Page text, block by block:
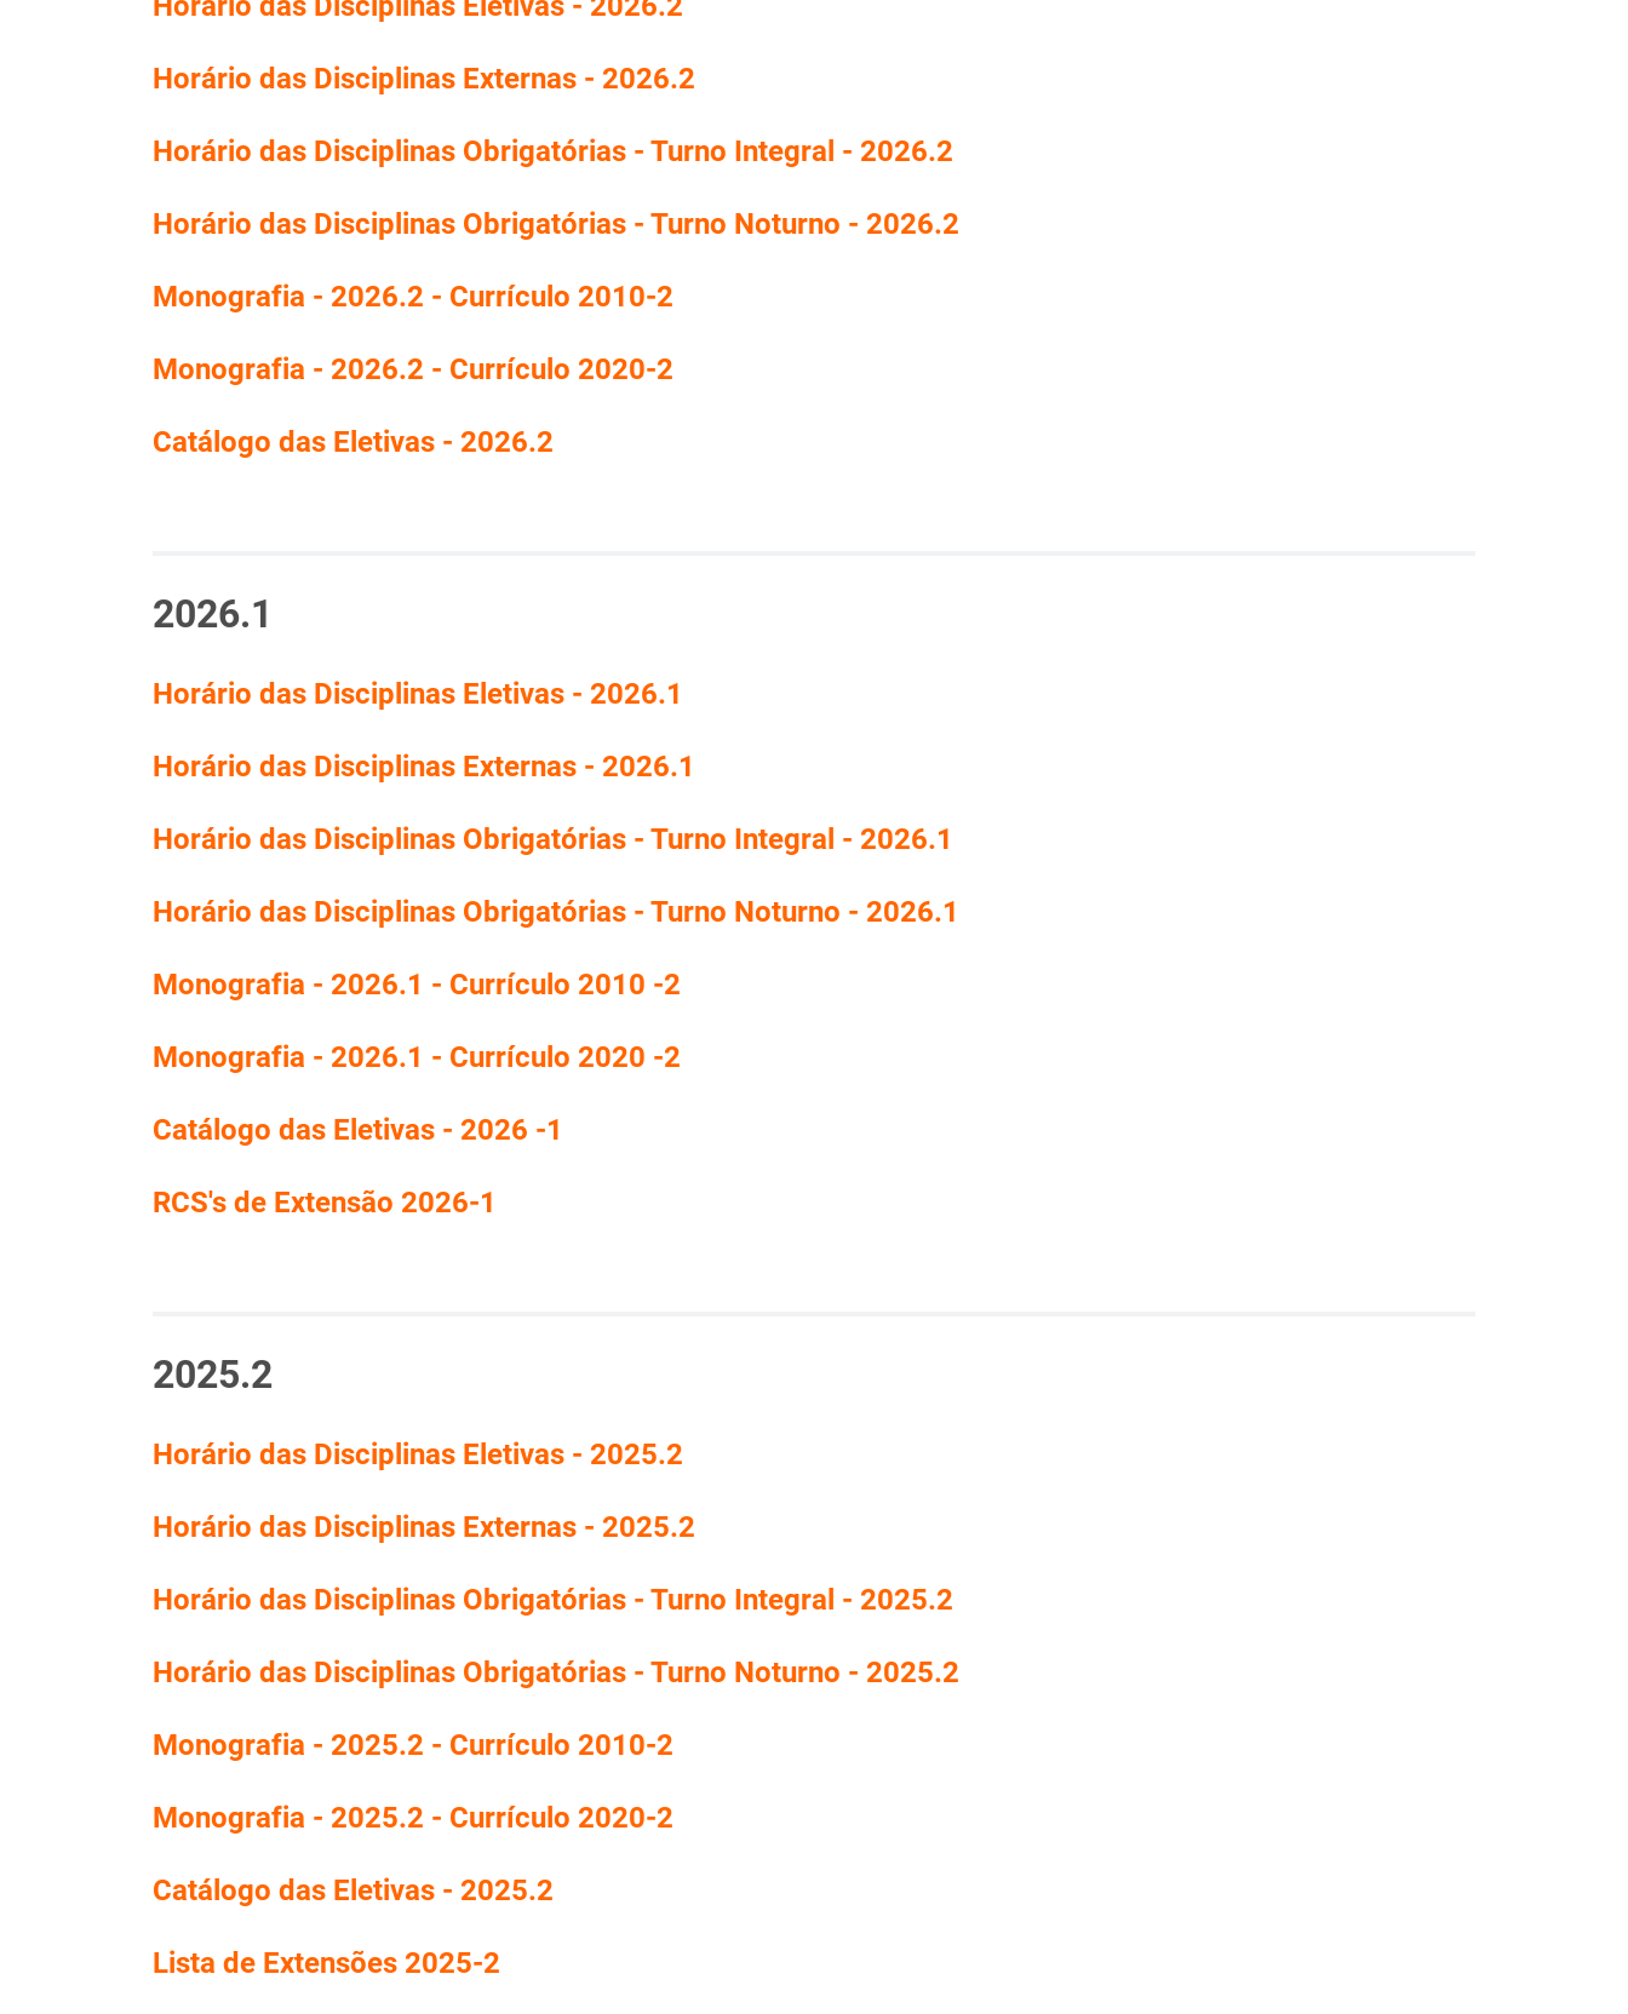
Horário das Disciplinas Externas - 2026.2
Horário das Disciplinas Obrigatórias - Turno Integral - 2026.2
Horário das Disciplinas Obrigatórias - Turno Noturno - 2026.2
Monografia - 2026.2 - Currículo 2010-2
Monografia - 2026.2 - Currículo 2020-2
Catálogo das Eletivas - 2026.2
2026.1
Horário das Disciplinas Eletivas - 2026.1
Horário das Disciplinas Externas - 2026.1
Horário das Disciplinas Obrigatórias - Turno Integral - 2026.1
Horário das Disciplinas Obrigatórias - Turno Noturno - 2026.1
Monografia - 2026.1 - Currículo 2010 -2
Monografia - 2026.1 - Currículo 2020 -2
Catálogo das Eletivas - 2026 -1
RCS's de Extensão 2026-1
2025.2
Horário das Disciplinas Eletivas - 2025.2
Horário das Disciplinas Externas - 2025.2
Horário das Disciplinas Obrigatórias - Turno Integral - 2025.2
Horário das Disciplinas Obrigatórias - Turno Noturno - 2025.2
Monografia - 2025.2 - Currículo 2010-2
Monografia - 2025.2 - Currículo 2020-2
Catálogo das Eletivas - 2025.2
Lista de Extensões 2025-2